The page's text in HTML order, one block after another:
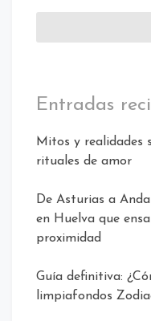
Entradas
Mitos y realidades
rituales de amor
De Asturias a
en Huelva que
proximidad
Guía definitiva:
limpiafondos